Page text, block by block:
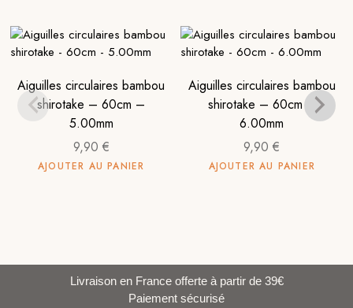
Aiguilles circulaires bambou
shirotake – 60cm –
5.00mm
9,90 €
AJOUTER AU PANIER
Aiguilles circulaires bambou
shirotake – 60cm –
6.00mm
9,90€
AJOUTER AU PANIER
Livraison en France offerte à partir de 39€
Paiement sécurisé